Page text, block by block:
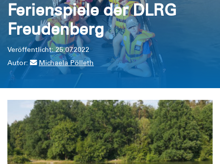
Ferienspiele der DLRG
Freudenberg
Veröffentlicht: 25.07.2022
Autor:
Michaela Pölleth